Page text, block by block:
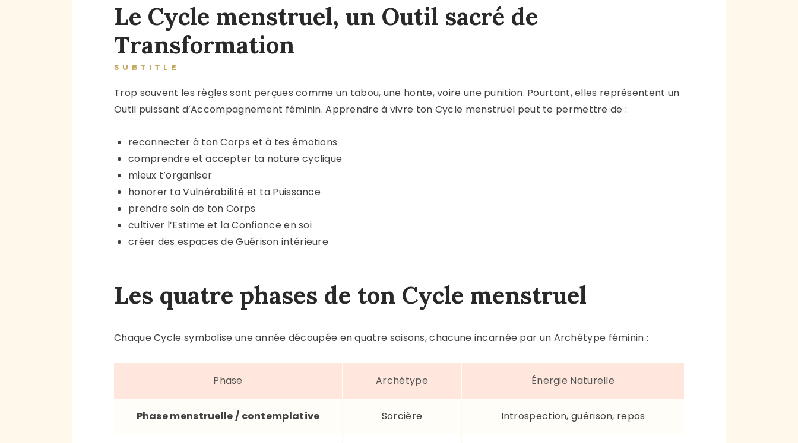
Le Cycle menstruel, un Outil sacré de
Transformation
SUBTITLE
Trop souvent les règles sont perçues comme un tabou, une honte, voire une punition. Pourtant, elles représentent un
Outil puissant d’Accompagnement féminin. Apprendre à vivre ton Cycle menstruel peut te permettre de :
reconnecter à ton Corps et à tes émotions
comprendre et accepter ta nature cyclique
mieux t’organiser
honorer ta Vulnérabilité et ta Puissance
prendre soin de ton Corps
cultiver l’Estime et la Confiance en soi
créer des espaces de Guérison intérieure
Les quatre phases de ton Cycle menstruel
Chaque Cycle symbolise une année découpée en quatre saisons, chacune incarnée par un Archétype féminin :
Phase Archétype Énergie Naturelle
Phase menstruelle / contemplative Sorcière Introspection, guérison, repos